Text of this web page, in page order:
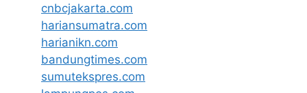
cnbcjakarta.com
hariansumatra.com
harianikn.com
bandungtimes.com
sumutekspres.com